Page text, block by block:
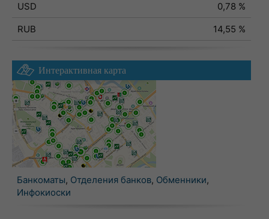
USD
0,78 %
RUB
14,55 %
Интерактивная карта
Банкоматы, Отделения банков, Обменники,
Инфокиоски